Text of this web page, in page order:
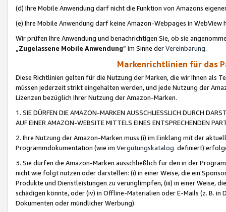
(d) Ihre Mobile Anwendung darf nicht die Funktion von Amazons
(e) Ihre Mobile Anwendung darf keine Amazon-Webpages in WebView
Wir prüfen Ihre Anwendung und benachrichtigen Sie, ob sie
„Zugelassene Mobile Anwendung“ im Sinne derVereinbarung.
Markenrichtlinien für das
Diese Richtlinien gelten für die Nutzung der Marken, die wir Ihnen als
müssen jederzeit strikt eingehalten werden, und jede Nutzung der
Lizenzen bezüglich Ihrer Nutzung der Amazon-Marken.
1. SIE DÜRFEN DIE AMAZON-MARKEN AUSSCHLIESSLICH DURCH
AUF EINER AMAZON-WEBSITE MITTELS EINES ENTSPRECHENDEN
2. Ihre Nutzung der Amazon-Marken muss (i) im Einklang mit der
Programmdokumentation (wie im Vergütungskatalog definiert)
3. Sie dürfen die Amazon-Marken ausschließlich für den in der
nicht wie folgt nutzen oder darstellen: (i) in einer Weise, die ein
Produkte und Dienstleistungen zu verunglimpfen, (iii) in einer Weise,
schädigen könnte, oder (iv) in Offline-Materialien oder E-Mails (z. B. in
Dokumenten oder mündlicher Werbung).